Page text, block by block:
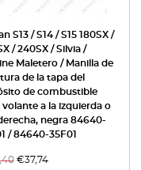
S13 / S14 / S15 180SX /
/ 240SX / Silvia /
Maletero / Manilla de
de la tapa del
de combustible
volante a la izquierda o
negra 84640-
/ 84640-35F01
€37,74